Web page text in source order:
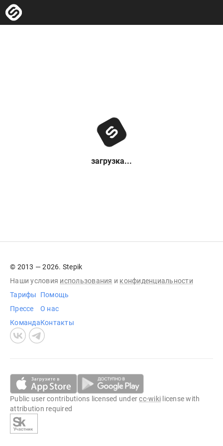
загрузка...
© 2013 — 2026. Stepik
Наши условия использования и конфиденциальности
Тарифы
Прессе
Команда
Помощь
О нас
Контакты
Public user contributions licensed undercc-wiki license with
attribution required